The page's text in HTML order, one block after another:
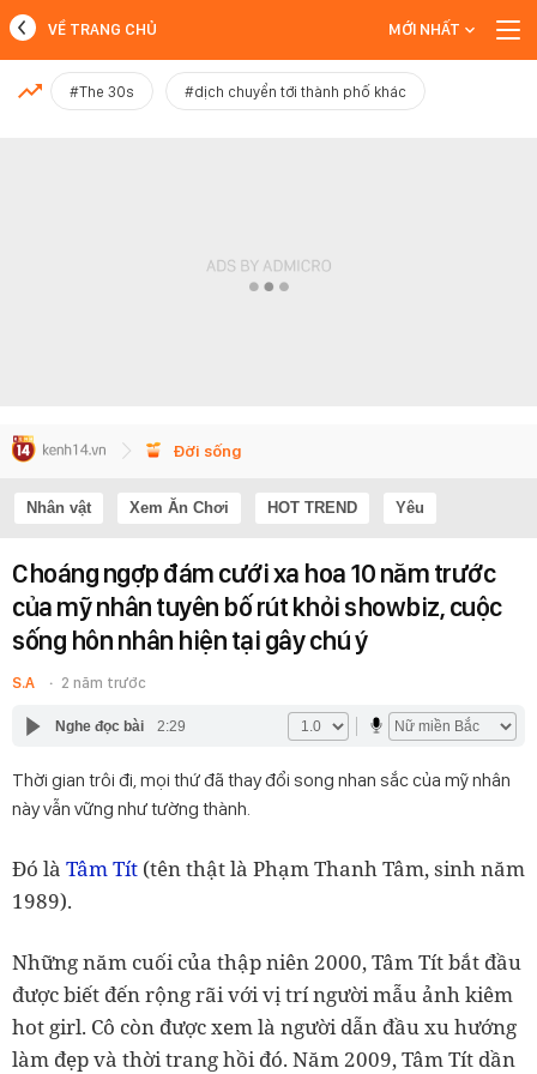
MỚI NHẤT
VỀ TRANG CHỦ MỚI NHẤT
#The 30s #dịch chuyển tới thành phố khác
Đời sống
Nhân vật Xem Ăn Chơi HOT TREND Yêu
Choáng ngợp đám cưới xa hoa 10 năm trước
của mỹ nhân tuyên bố rút khỏi showbiz, cuộc
sống hôn nhân hiện tại gây chú ý
S.A 2 năm trước
Nghe đọc bài 2:29
Thời gian trôi đi, mọi thứ đã thay đổi song nhan sắc của mỹ nhân
này vẫn vững như tường thành.
Đó là Tâm Tít (tên thật là Phạm Thanh Tâm, sinh năm
1989).
Những năm cuối của thập niên 2000, Tâm Tít bắt đầu
được biết đến rộng rãi với vị trí người mẫu ảnh kiêm
hot girl. Cô còn được xem là người dẫn đầu xu hướng
làm đẹp và thời trang hồi đó. Năm 2009, Tâm Tít dần